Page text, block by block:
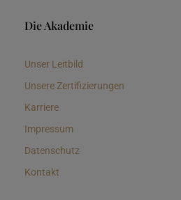
Die Akademie
Unser Leitbild
Unsere Zertifizierungen
Karriere
Impressum
Datenschutz
Kontakt